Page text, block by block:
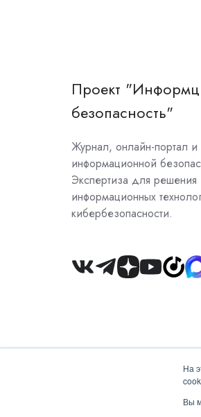
На
Вы
Проект
безопасность"
Журнал, онлайн-портал
информационной
Экспертиза для решения
информационных
кибербезопасности.
Join
Copyright © 2026 ООО